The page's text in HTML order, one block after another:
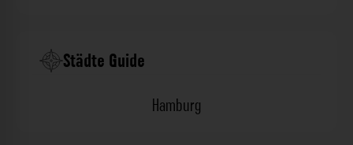
Städte Guide
Hamburg